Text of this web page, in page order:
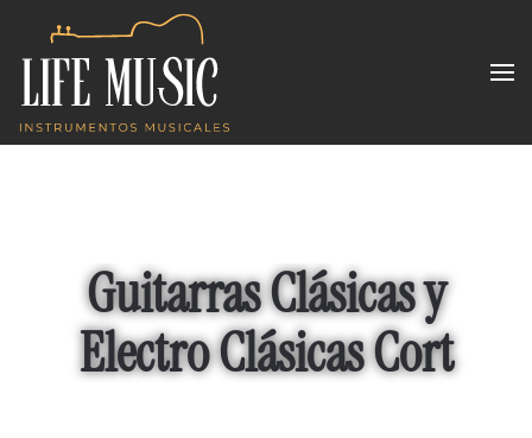
Skip to main content
Guitarras Clásicas y
Electro Clásicas Cort